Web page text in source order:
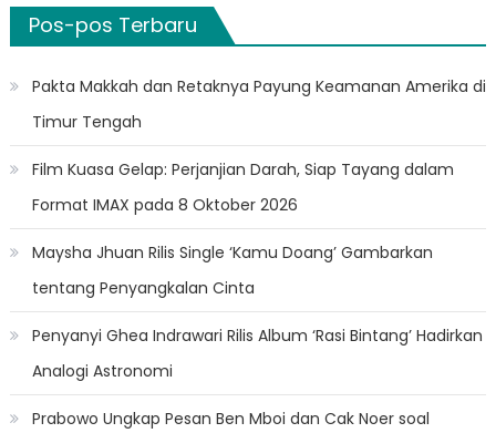
Pos-pos Terbaru
Pakta Makkah dan Retaknya Payung Keamanan Amerika di
Timur Tengah
Film Kuasa Gelap: Perjanjian Darah, Siap Tayang dalam
Format IMAX pada 8 Oktober 2026
Maysha Jhuan Rilis Single ‘Kamu Doang’ Gambarkan
tentang Penyangkalan Cinta
Penyanyi Ghea Indrawari Rilis Album ‘Rasi Bintang’ Hadirkan
Analogi Astronomi
Prabowo Ungkap Pesan Ben Mboi dan Cak Noer soal